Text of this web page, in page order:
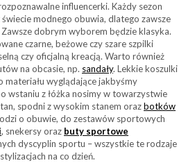
influencerki. Każdy sezon
modnego obuwia, dlatego zawsze
dobrym wyborem będzie klasyka.
czarne, beżowe czy szare szpilki
czy oficjalną kreacją. Warto również
na obcasie, np. sandały. Lekkie koszulki
materiału wyglądające jakbyśmy
wstaniu z łóżka nosimy w towarzystwie
spodni z wysokim stanem orazbotków
o obuwie, do zestawów sportowych
, snekersy oraz buty sportowe
dyscyplin sportu – wszystkie te rodzaje
na co dzień.